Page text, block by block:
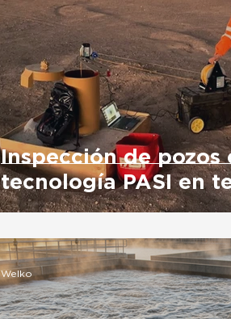
Inspección de pozos
tecnología PASI en
Welko